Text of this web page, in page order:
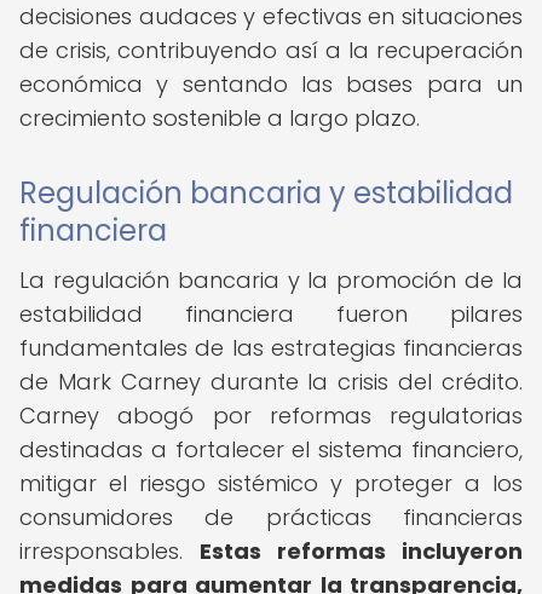
decisiones audaces y efectivas en situaciones
de crisis, contribuyendo así a la recuperación
económica y sentando las bases para un
crecimiento sostenible a largo plazo.
Regulación bancaria y estabilidad
financiera
La regulación bancaria y la promoción de la
estabilidad financiera fueron pilares
fundamentales de las estrategias financieras
de Mark Carney durante la crisis del crédito.
Carney abogó por reformas regulatorias
destinadas a fortalecer el sistema financiero,
mitigar el riesgo sistémico y proteger a los
consumidores de prácticas financieras
irresponsables. Estas reformas incluyeron
medidas para aumentar la transparencia,